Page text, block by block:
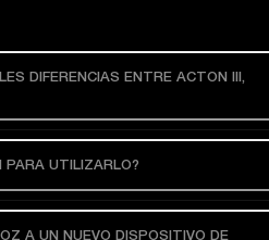
DIFERENCIAS ENTRE ACTON III,
PARA UTILIZARLO?
A UN NUEVO DISPOSITIVO DE